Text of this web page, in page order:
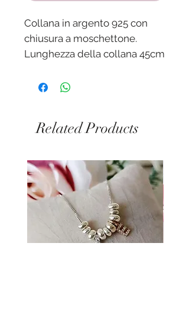
Collana in argento 925 con
chiusura a moschettone.
Lunghezza della collana 45cm
Related Products